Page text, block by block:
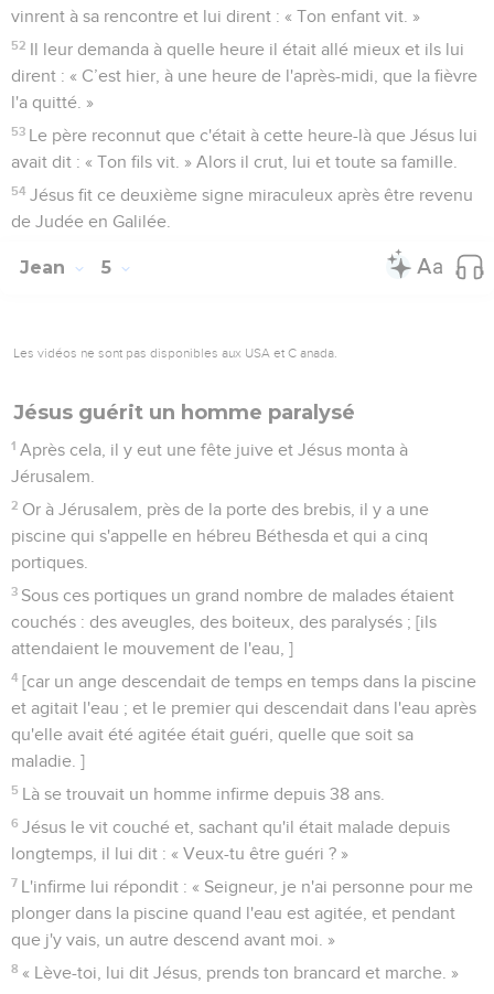
vinrent à sa rencontre et lui dirent : « Ton enfant vit. »
52 Il leur demanda à quelle heure il était allé mieux et ils lui
dirent : « C’est hier, à une heure de l'après-midi, que la fièvre
l'a quitté. »
53 Le père reconnut que c'était à cette heure-là que Jésus lui
avait dit : « Ton fils vit. » Alors il crut, lui et toute sa famille.
54 Jésus fit ce deuxième signe miraculeux après être revenu
de Judée en Galilée.
Jean 5
Les vidéos ne sont pas disponibles aux USA et C anada.
Jésus guérit un homme paralysé
1 Après cela, il y eut une fête juive et Jésus monta à
Jérusalem.
2 Or à Jérusalem, près de la porte des brebis, il y a une
piscine qui s'appelle en hébreu Béthesda et qui a cinq
portiques.
3 Sous ces portiques un grand nombre de malades étaient
couchés : des aveugles, des boiteux, des paralysés ; [ils
attendaient le mouvement de l'eau, ]
4 [car un ange descendait de temps en temps dans la piscine
et agitait l'eau ; et le premier qui descendait dans l'eau après
qu'elle avait été agitée était guéri, quelle que soit sa
maladie. ]
5 Là se trouvait un homme infirme depuis 38 ans.
6 Jésus le vit couché et, sachant qu'il était malade depuis
longtemps, il lui dit : « Veux-tu être guéri ? »
7 L'infirme lui répondit : « Seigneur, je n'ai personne pour me
plonger dans la piscine quand l'eau est agitée, et pendant
que j'y vais, un autre descend avant moi. »
8 « Lève-toi, lui dit Jésus, prends ton brancard et marche. »